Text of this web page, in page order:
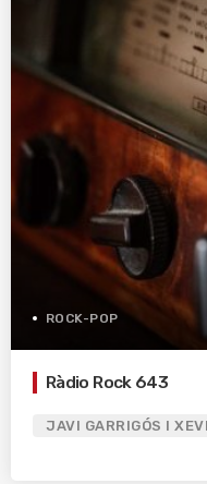
ROCK-POP
Ràdio Rock 643
JAVI GARRIGÓS I